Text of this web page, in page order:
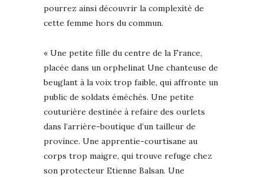
pourrez ainsi découvrir la complexité de
cette femme hors du commun.
« Une petite fille du centre de la France,
placée dans un orphelinat Une chanteuse de
beuglant à la voix trop faible, qui affronte un
public de soldats éméchés. Une petite
couturière destinée à refaire des ourlets
dans l’arrière-boutique d’un tailleur de
province. Une apprentie-courtisane au
corps trop maigre, qui trouve refuge chez
son protecteur Etienne Balsan. Une